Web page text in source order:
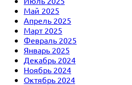
Май 2025
Апрель 2025
Март 2025
Февраль 2025
Январь 2025
Декабрь 2024
Ноябрь 2024
Октябрь 2024